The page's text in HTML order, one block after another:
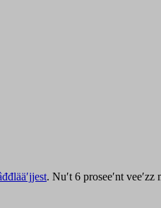
. Nuʹt 6 proseeʹnt